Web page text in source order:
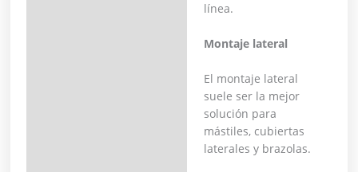
línea.
Montaje lateral
El montaje lateral
suele ser la mejor
solución para
mástiles, cubiertas
laterales y brazolas.